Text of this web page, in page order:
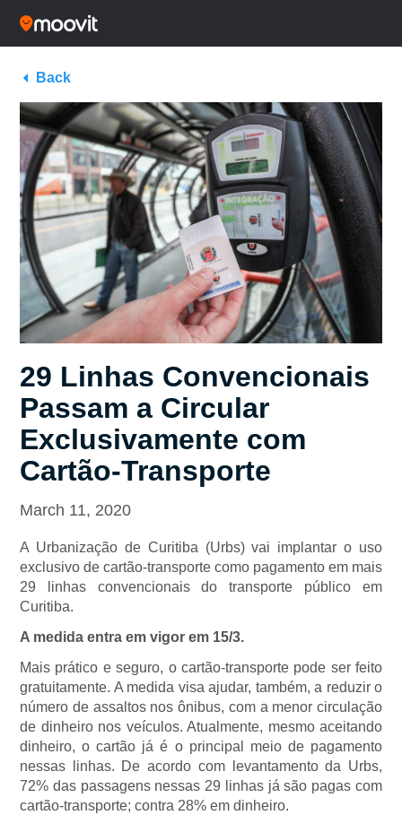
Back
29 Linhas Convencionais
Passam a Circular
Exclusivamente com
Cartão-Transporte
March 11, 2020
A Urbanização de Curitiba (Urbs) vai implantar o uso
exclusivo de cartão-transporte como pagamento em mais
29 linhas convencionais do transporte público em
Curitiba.
A medida entra em vigor em 15/3.
Mais prático e seguro, o cartão-transporte pode ser feito
gratuitamente. A medida visa ajudar, também, a reduzir o
número de assaltos nos ônibus, com a menor circulação
de dinheiro nos veículos. Atualmente, mesmo aceitando
dinheiro, o cartão já é o principal meio de pagamento
nessas linhas. De acordo com levantamento da Urbs,
72% das passagens nessas 29 linhas já são pagas com
cartão-transporte; contra 28% em dinheiro.